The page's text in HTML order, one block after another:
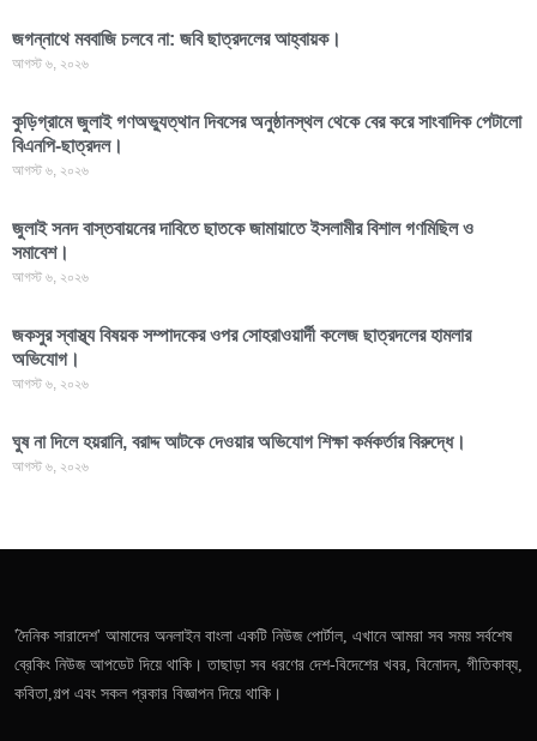
জগন্নাথে মববাজি চলবে না: জবি ছাত্রদলের আহ্বায়ক।
আগস্ট ৬, ২০২৬
কুড়িগ্রামে জুলাই গণঅভ্যুত্থান দিবসের অনুষ্ঠানস্থল থেকে বের করে সাংবাদিক পেটালো
বিএনপি-ছাত্রদল।
আগস্ট ৬, ২০২৬
জুলাই সনদ বাস্তবায়নের দাবিতে ছাতকে জামায়াতে ইসলামীর বিশাল গণমিছিল ও
সমাবেশ।
আগস্ট ৬, ২০২৬
জকসুর স্বাস্থ্য বিষয়ক সম্পাদকের ওপর সোহরাওয়ার্দী কলেজ ছাত্রদলের হামলার
অভিযোগ।
আগস্ট ৬, ২০২৬
ঘুষ না দিলে হয়রানি, বরাদ্দ আটকে দেওয়ার অভিযোগ শিক্ষা কর্মকর্তার বিরুদ্ধে।
আগস্ট ৬, ২০২৬
'দৈনিক সারাদেশ' আমাদের অনলাইন বাংলা একটি নিউজ পোর্টাল, এখানে আমরা সব সময় সর্বশেষ
ব্রেকিং নিউজ আপডেট দিয়ে থাকি। তাছাড়া সব ধরণের দেশ-বিদেশের খবর, বিনোদন, গীতিকাব্য,
কবিতা,গল্প এবং সকল প্রকার বিজ্ঞাপন দিয়ে থাকি।